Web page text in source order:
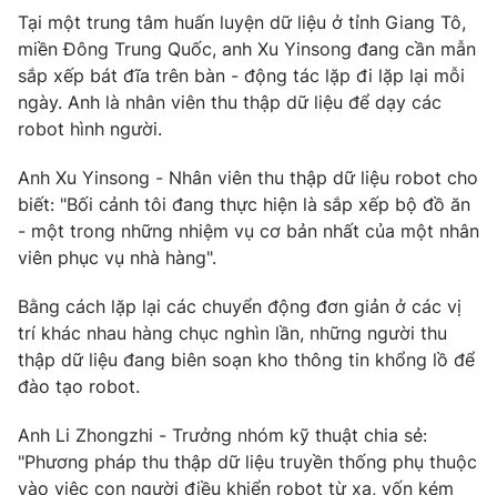
Khán giả
Giải sao mai
Sao
Du lịch
Làm đẹp
Chất lượng cuộc sống
Giáo dục
Tuyển sinh
Học trực tuyến
Công nghệ
Sản phẩm
Thị trường
Giao lưu trực tuyến
Lịch phát sóng
Chuyên mục khác
Emagazine Podcast
Video Shorts video
Tại một trung tâm huấn luyện dữ liệu ở tỉnh Giang Tô,
miền Đông Trung Quốc, anh Xu Yinsong đang cần mẫn
sắp xếp bát đĩa trên bàn - động tác lặp đi lặp lại mỗi
ngày. Anh là nhân viên thu thập dữ liệu để dạy các
robot hình người.
Anh Xu Yinsong - Nhân viên thu thập dữ liệu robot cho
biết: "Bối cảnh tôi đang thực hiện là sắp xếp bộ đồ ăn
- một trong những nhiệm vụ cơ bản nhất của một nhân
viên phục vụ nhà hàng".
Bằng cách lặp lại các chuyển động đơn giản ở các vị
trí khác nhau hàng chục nghìn lần, những người thu
thập dữ liệu đang biên soạn kho thông tin khổng lồ để
đào tạo robot.
Anh Li Zhongzhi - Trưởng nhóm kỹ thuật chia sẻ:
"Phương pháp thu thập dữ liệu truyền thống phụ thuộc
vào việc con người điều khiển robot từ xa, vốn kém